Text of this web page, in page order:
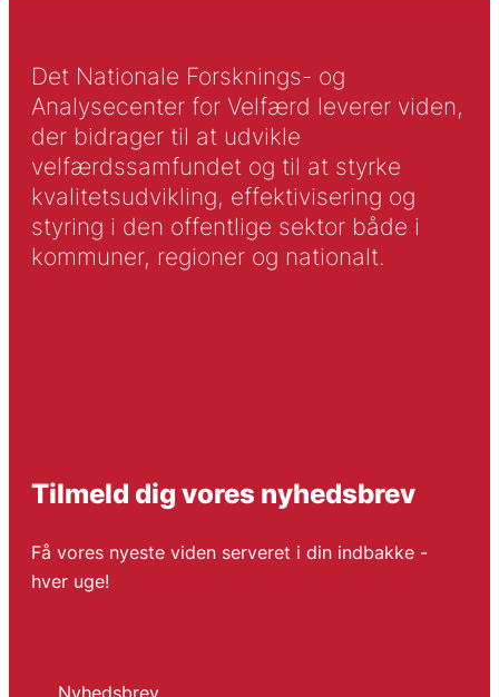
Det Nationale Forsknings- og
Analysecenter for Velfærd leverer viden,
der bidrager til at udvikle
velfærdssamfundet og til at styrke
kvalitetsudvikling, effektivisering og
styring i den offentlige sektor både i
kommuner, regioner og nationalt.
Tilmeld dig vores nyhedsbrev
Få vores nyeste viden serveret i din indbakke -
hver uge!